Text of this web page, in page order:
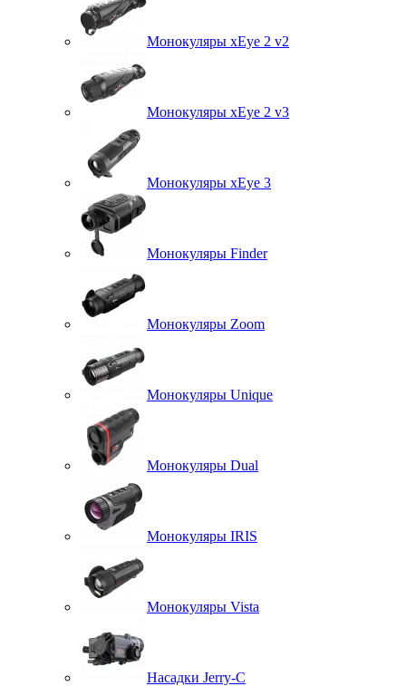
Монокуляры xEye 2 v2
Монокуляры xEye 2 v3
Монокуляры xEye 3
Монокуляры Finder
Монокуляры Zoom
Монокуляры Unique
Монокуляры Dual
Монокуляры IRIS
Монокуляры Vista
Насадки Jerry-C